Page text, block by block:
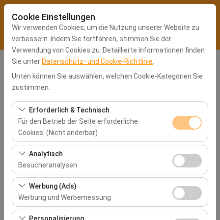
Cookie Einstellungen
Wir verwenden Cookies, um die Nutzung unserer Website zu
verbessern. Indem Sie fortfahren, stimmen Sie der
Verwendung von Cookies zu. Detaillierte Informationen finden
Sie unter Datenschutz- und Cookie-Richtlinie
Unten können Sie auswählen, welchen Cookie-Kategorien Sie
zustimmen.
Erforderlich & Technisch
Für den Betrieb der Seite erforderliche
Cookies. (Nicht änderbar)
Diese Cookies sind für das ordnungsgemäße
Funktionieren der Website, die Sicherheit, die
Sitzungsverwaltung und grundlegende Funktionen
erforderlich. Sie können nicht deaktiviert werden.
Analytisch
Besucheranalysen
Diese Cookies ermöglichen es uns, zu analysieren, wie
unsere Website genutzt wird (Besucherzahl,
meistbesuchte Seiten, Nutzerverhalten). Diese Daten
werden verwendet, um die Leistung der Website zu
Werbung (Ads)
Werbung und Werbemessung
Diese Cookies ermöglichen es uns, Ihnen auf Ihre
Abholstation
Kocaeli Büro
Abholdatum & Zeit
Rückgabedatum & Zeit